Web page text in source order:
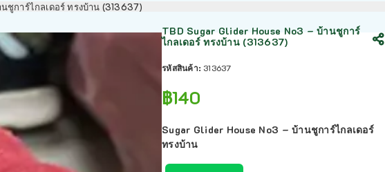
ชูการ์ไกลเดอร์ ทรงบ้าน (313637)
TBD Sugar Glider House No3 – บ้านชูการ์
ไกลเดอร์ ทรงบ้าน (313637)
รหัสสินค้า: 313637
฿140
Sugar Glider House No3 – บ้านชูการ์ไกลเดอร์
ทรงบ้าน